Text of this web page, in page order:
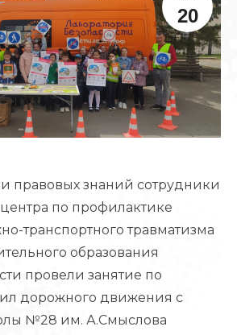
20
правовых знаний сотрудники
по профилактике
транспортного травматизма
образования
провели занятие по
дорожного движения с
№28 им. А.Смыслова